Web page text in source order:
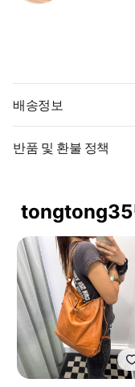
배송정보
반품 및 환불 정책
tongtong35